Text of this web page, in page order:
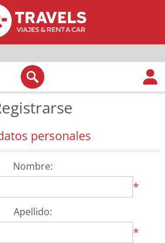
personales
Nombre:
*
Apellido:
*